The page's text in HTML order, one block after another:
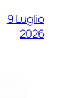
9 Luglio
2026